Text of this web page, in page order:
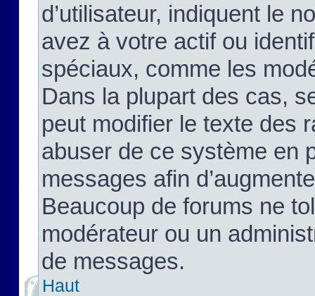
d’utilisateur, indiquent le
avez à votre actif ou
spéciaux, comme les
Dans la plupart des cas,
peut modifier le texte des
abuser de ce système en
messages afin
Beaucoup de forums ne
modérateur ou un
de messages.
Haut